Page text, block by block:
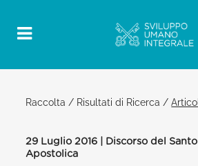
Raccolta / Risultati di Ricerca /
29 Luglio 2016 | Discorso del
Apostolica